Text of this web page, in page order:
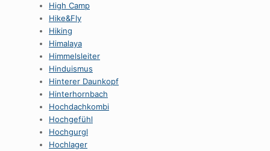
High Camp
Hike&Fly
Hiking
Himalaya
Himmelsleiter
Hinduismus
Hinterer Daunkopf
Hinterhornbach
Hochdachkombi
Hochgefühl
Hochgurgl
Hochlager